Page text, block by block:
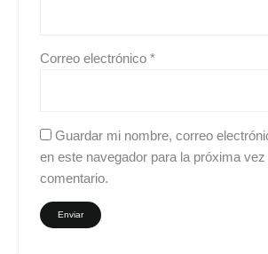
Correo electrónico*
Guardar mi nombre, correo
en este navegador para la próxima
comentario.